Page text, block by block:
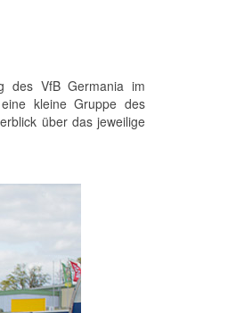
des VfB Germania im
kleine Gruppe des
über das jeweilige